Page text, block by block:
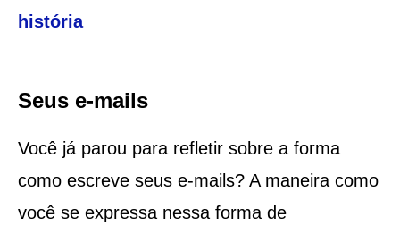
história
Seus e-mails
Você já parou para refletir sobre a forma
como escreve seus e-mails? A maneira como
você se expressa nessa forma de